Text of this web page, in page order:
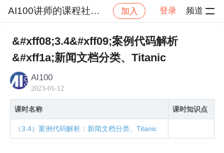
AI100讲师的课程社区_NO_1 加入 登录 频道
社区 AI100讲师的课程社区_NO_1 机器学习之概
&#xff08;3.4&#xff09;案例代码解析
&#xff1a;新闻文档分类、Titanic
AI100
2023-01-12
课时名称 课时知识点
（3.4）案例代码解析：新闻文档分类、Titanic